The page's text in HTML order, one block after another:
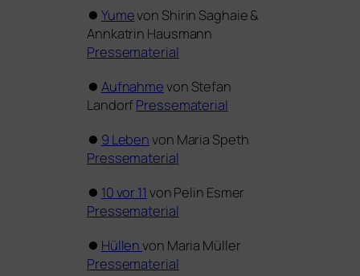
⏺ Yumevon Shirin Saghaie&
Annkatrin Hausmann
Pressematerial
⏺ Aufnahmevon Stefan
LandorfPressematerial
⏺ 9 Lebenvon Maria Speth
Pressematerial
⏺ 10 vor 11 von Pelin Esmer
Pressematerial
⏺ Hüllenvon Maria Müller
Pressematerial